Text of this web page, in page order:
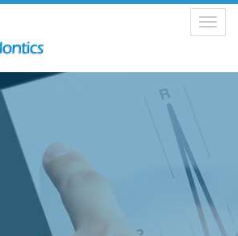
Toggle
navigation